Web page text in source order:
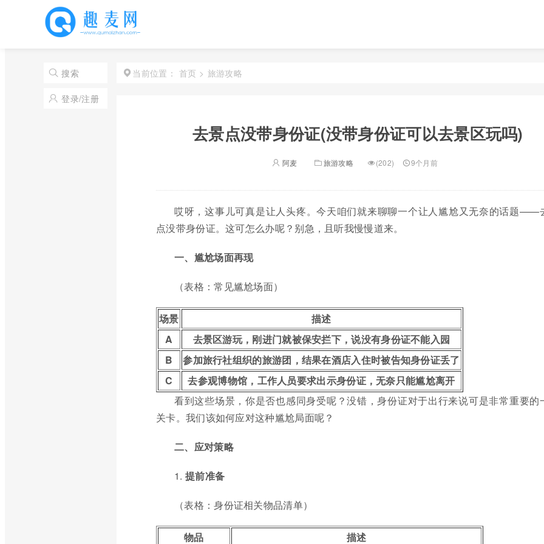
搜索
登录/注册
当前位置： 首页 > 旅游攻略
去景点没带身份证(没带身份证可以去景区玩吗)
阿麦 旅游攻略 (202) 9个月前
哎呀，这事儿可真是让人头疼。今天咱们就来聊聊一个让人尴尬又无奈的话题——
点没带身份证。这可怎么办呢？别急，且听我慢慢道来。
一、尴尬场面再现
（表格：常见尴尬场面）
场景
描述
A
去景区游玩，刚进门就被保安拦下，说没有身份证不能入园
B
参加旅行社组织的旅游团，结果在酒店入住时被告知身份证丢了
C
去参观博物馆，工作人员要求出示身份证，无奈只能尴尬离开
看到这些场景，你是否也感同身受呢？没错，身份证对于出行来说可是非常重要的
关卡。我们该如何应对这种尴尬局面呢？
二、应对策略
1. 提前准备
（表格：身份证相关物品清单）
物品 描述